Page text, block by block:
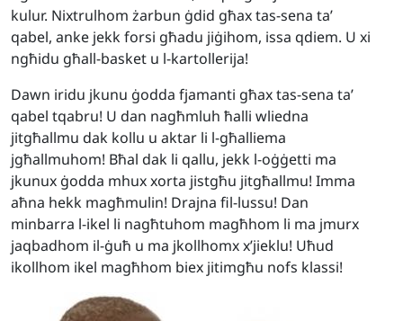
kulur. Nixtrulhom żarbun ġdid għax tas-sena ta’
qabel, anke jekk forsi għadu jiġihom, issa qdiem. U xi
ngħidu għall-basket u l-kartollerija!
Dawn iridu jkunu ġodda fjamanti għax tas-sena ta’
qabel tqabru! U dan nagħmluh ħalli wliedna
jitgħallmu dak kollu u aktar li l-għalliema
jgħallmuhom! Bħal dak li qallu, jekk l-oġġetti ma
jkunux ġodda mhux xorta jistgħu jitgħallmu! Imma
aħna hekk magħmulin! Drajna fil-lussu! Dan
minbarra l-ikel li nagħtuhom magħhom li ma jmurx
jaqbadhom il-ġuħ u ma jkollhomx x’jieklu! Uħud
ikollhom ikel magħhom biex jitimgħu nofs klassi!